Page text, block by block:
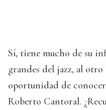
Sí, tiene mucho de su
grandes del jazz, al
oportunidad de
Roberto Cantoral.